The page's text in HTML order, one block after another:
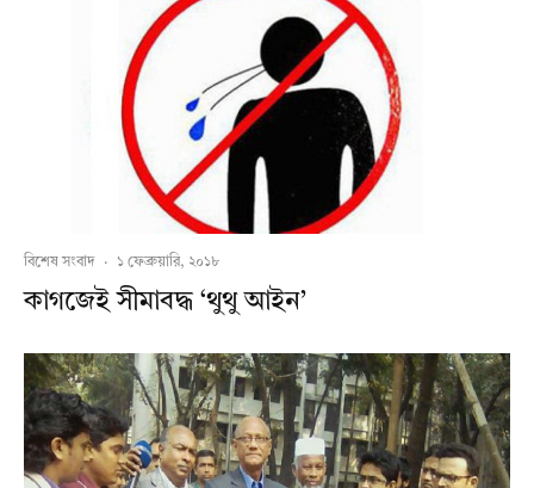
বিশেষ সংবাদ · ১ ফেব্রুয়ারি, ২০১৮
কাগজেই সীমাবদ্ধ ‘থুথু আইন’